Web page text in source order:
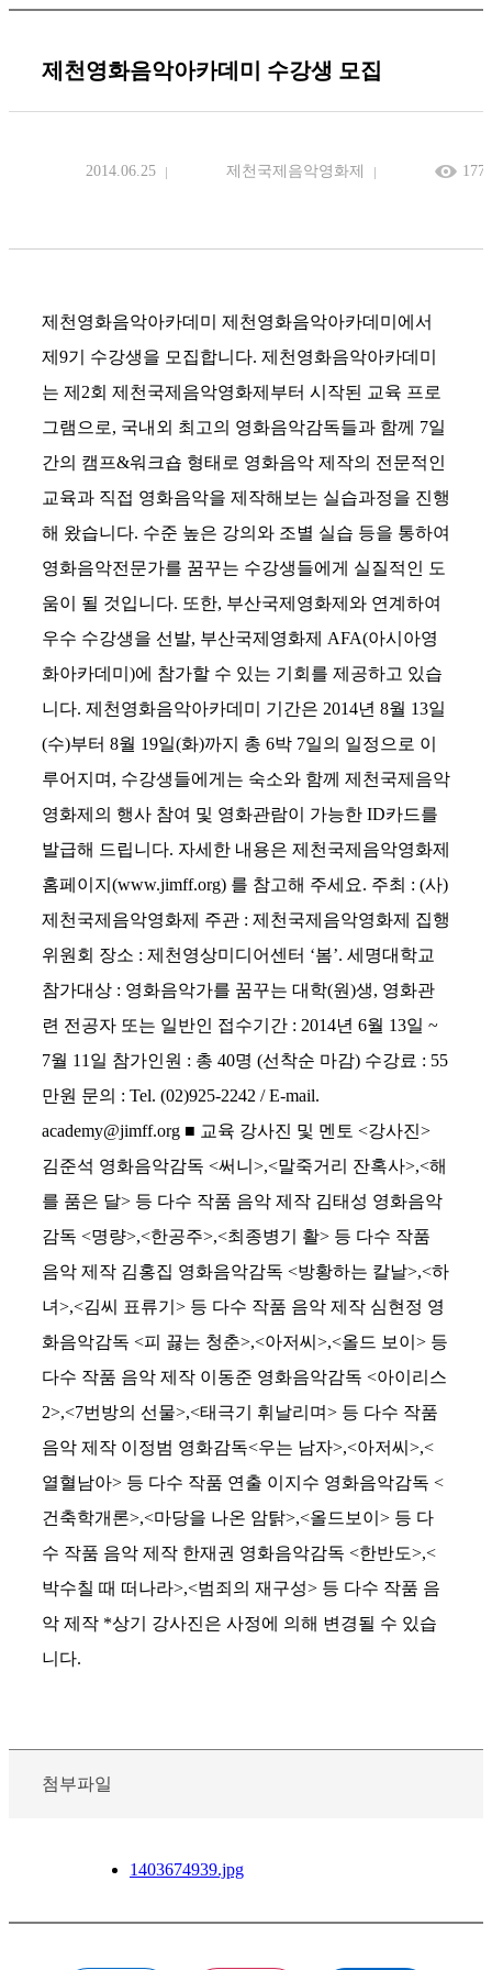
제천영화음악아카데미 수강생 모집
2014.06.25 제천국제음악영화제 1777
제천영화음악아카데미 제천영화음악아카데미에서
제9기 수강생을 모집합니다. 제천영화음악아카데미
는 제2회 제천국제음악영화제부터 시작된 교육 프로
그램으로, 국내외 최고의 영화음악감독들과 함께 7일
간의 캠프&워크숍 형태로 영화음악 제작의 전문적인
교육과 직접 영화음악을 제작해보는 실습과정을 진행
해 왔습니다. 수준 높은 강의와 조별 실습 등을 통하여
영화음악전문가를 꿈꾸는 수강생들에게 실질적인 도
움이 될 것입니다. 또한, 부산국제영화제와 연계하여
우수 수강생을 선발, 부산국제영화제 AFA(아시아영
화아카데미)에 참가할 수 있는 기회를 제공하고 있습
니다. 제천영화음악아카데미 기간은 2014년 8월 13일
(수)부터 8월 19일(화)까지 총 6박 7일의 일정으로 이
루어지며, 수강생들에게는 숙소와 함께 제천국제음악
영화제의 행사 참여 및 영화관람이 가능한 ID카드를
발급해 드립니다. 자세한 내용은 제천국제음악영화제
홈페이지(www.jimff.org) 를 참고해 주세요. 주최 : (사)
제천국제음악영화제 주관 : 제천국제음악영화제 집행
위원회 장소 : 제천영상미디어센터 ‘봄’. 세명대학교
참가대상 : 영화음악가를 꿈꾸는 대학(원)생, 영화관
련 전공자 또는 일반인 접수기간 : 2014년 6월 13일 ~
7월 11일 참가인원 : 총 40명 (선착순 마감) 수강료 : 55
만원 문의 : Tel. (02)925-2242 / E-mail.
academy@jimff.org ■ 교육 강사진 및 멘토 <강사진>
김준석 영화음악감독 <써니>,<말죽거리 잔혹사>,<해
를 품은 달> 등 다수 작품 음악 제작 김태성 영화음악
감독 <명량>,<한공주>,<최종병기 활> 등 다수 작품
음악 제작 김홍집 영화음악감독 <방황하는 칼날>,<하
녀>,<김씨 표류기> 등 다수 작품 음악 제작 심현정 영
화음악감독 <피 끓는 청춘>,<아저씨>,<올드 보이> 등
다수 작품 음악 제작 이동준 영화음악감독 <아이리스
2>,<7번방의 선물>,<태극기 휘날리며> 등 다수 작품
음악 제작 이정범 영화감독<우는 남자>,<아저씨>,<
열혈남아> 등 다수 작품 연출 이지수 영화음악감독 <
건축학개론>,<마당을 나온 암탉>,<올드보이> 등 다
수 작품 음악 제작 한재권 영화음악감독 <한반도>,<
박수칠 때 떠나라>,<범죄의 재구성> 등 다수 작품 음
악 제작 *상기 강사진은 사정에 의해 변경될 수 있습
니다.
첨부파일
1403674939.jpg